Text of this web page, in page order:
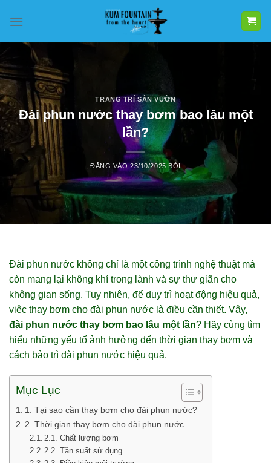
qua
TRANG TRÍ SÂN VƯỜN
Đài phun nước thay bơm bao lâu một
lần?
ĐĂNG VÀO23/10/2025 BỞI
Đài phun nước không chỉ là một công trình nghệ thuật mà
còn mang lại không khí trong lành và sự thư giãn cho
không gian sống. Tuy nhiên, để duy trì hoạt động hiệu quả,
việc thay bơm cho đài phun nước là điều cần thiết. Vậy,
đài phun nước thay bơm bao lâu một lần? Hãy cùng tìm
hiểu những yếu tố ảnh hưởng đến thời gian thay bơm và
cách bảo trì đài phun nước hiệu quả.
Mục Lục
1. Tại sao cần thay bơm cho đài phun nước?
2. Thời gian thay bơm cho đài phun nước
2.1. Chất lượng bơm
2.2. Tần suất sử dụng